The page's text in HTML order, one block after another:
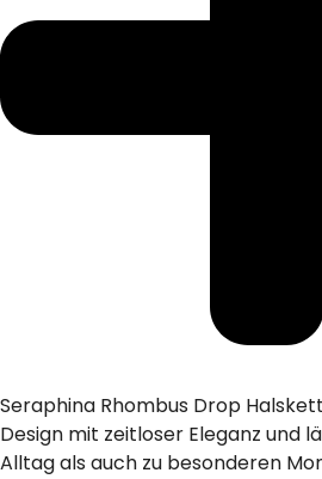
Seraphina Rhombus Drop
Design mit zeitloser Eleganz und
Alltag als auch zu besonderen